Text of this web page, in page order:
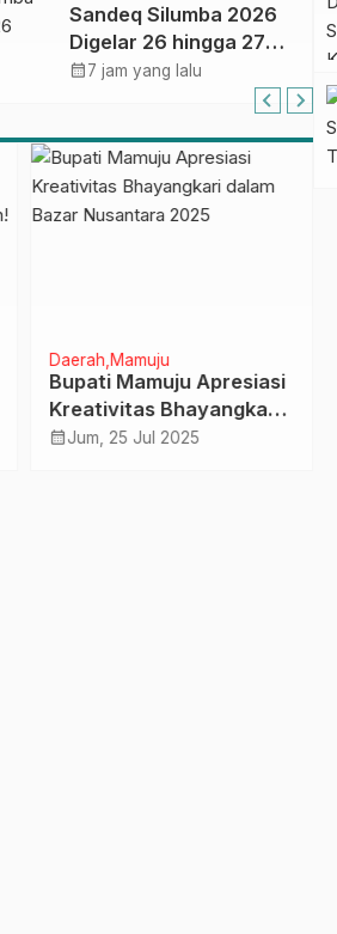
Sandeq Silumba 2026
Digelar 26 hingga 27
September, Rangkaian
calendar_month7 jam yang lalu
Daerah Mamuju
Bupati Mamuju Apresiasi
Kreativitas Bhayangkari
dalam Bazar Nusantara
calendar_monthJum, 25 Jul 2025